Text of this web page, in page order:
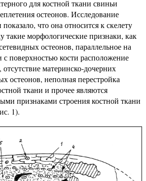
для костной ткани свиньи
остеонов. Исследование
что она относится к скелету
такие морфологические признаки, как
остеонов, параллельное на
поверхностью кости расположение
материнско-дочерних
остеонов, неполная перестройка
ткани и прочее являются
признаками строения костной ткани
1).